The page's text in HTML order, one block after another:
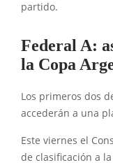
partido.
Federal A:
la Copa
Los primeros dos
accederán a una
Este viernes el
de clasificación a